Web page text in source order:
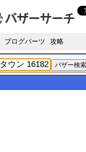
ブログパーツ 攻略